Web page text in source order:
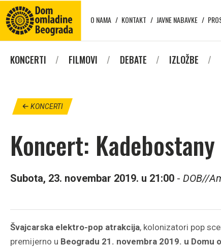
O NAMA KONTAKT JAVNE NABAVKE
KONCERTI FILMOVI DEBATE IZLOŽBE
KONCERTI
Koncert: Kadebostany
Subota, 23. novembar 2019. u 21:00 - DOB//
Švajcarska elektro-pop atrakcija, kolonizatori pop
premijerno u Beogradu 21. novembra 2019. u Domu